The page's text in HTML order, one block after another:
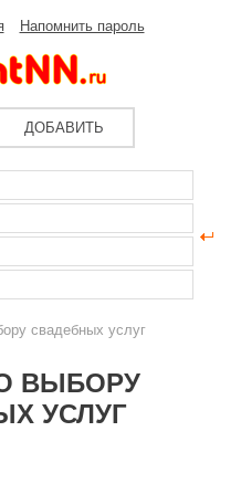
Напомнить пароль
ДОБАВИТЬ
свадебных услуг
ВЫБОРУ
УСЛУГ